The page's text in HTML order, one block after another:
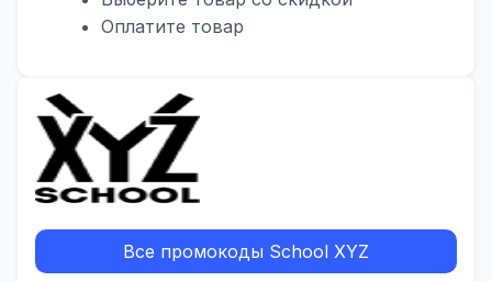
Все промокоды School XYZ
Оплатите товар